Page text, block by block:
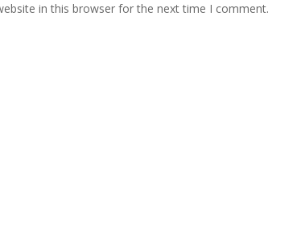
in this browser for the next time I comment.